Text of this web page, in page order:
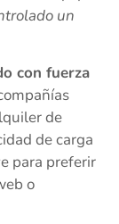
un
con fuerza
de
de carga
para preferir
o